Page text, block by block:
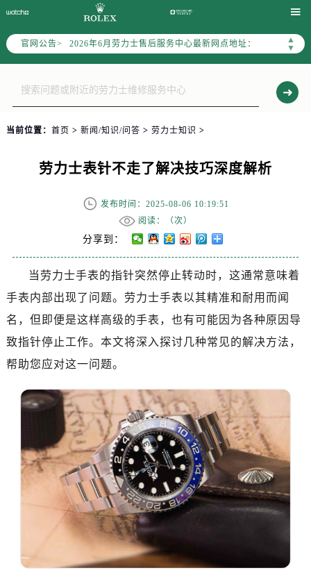

官网公告>
▲
▼
2026年6月劳力士上海市售后服务网络优化升级公告
2026年6月劳力士售后服务中心最新网点地址：
上海市徐汇区虹桥路3号港汇中心写字楼2座37层3705室（需提前预约）
当前位置： 首页 > 新闻/知识/问答 > 劳力士知识 >
劳力士表针不走了解决技巧深度解析
发布时间：2025-08-06 10:19:51
阅读：（次）
分享到：
当劳力士手表的指针突然停止转动时，这通常意味着
手表内部出现了问题。劳力士手表以其精准和耐用而闻
名，但即便是这样高级的手表，也有可能因为各种原因导
致指针停止工作。本文将深入探讨几种常见的解决方法，
帮助您应对这一问题。